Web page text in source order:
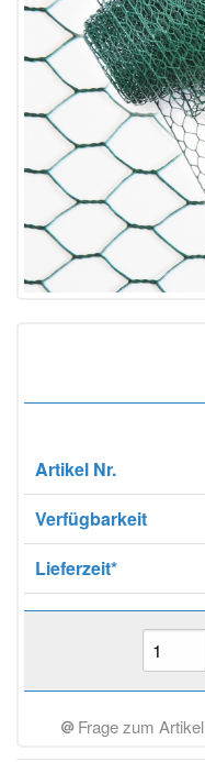
Artikel Nr.
Verfügbarkeit
Lieferzeit*
Frage zum Artikel